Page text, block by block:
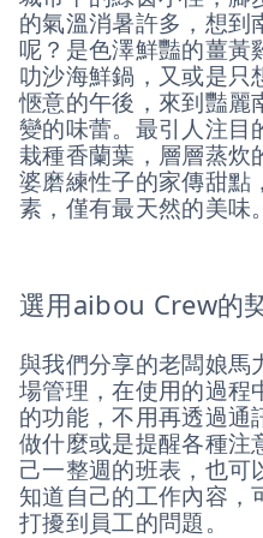
的氣溫消暑許多，想到
呢？是色澤鮮豔的薑黃
叻沙海鮮鍋，又或是只
愜意的午後，來到豔麗
變的味蕾。最引人注目
栽種香蘭葉，層層蒸炊
婆磨練性子的家傳甜點
素，僅有最天然的美味。
選用aibou Crew的
與我們分享的老闆娘馬
場管理，在使用的過程
的功能，不用再透過通
做什麼或是提醒各種注
己一整週的班表，也可
知道自己的工作內容，
打擾到員工的問題。